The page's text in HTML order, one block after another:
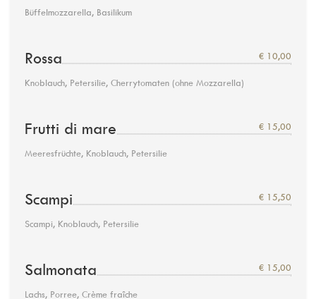
Büffelmozzarella, Basilikum
Rossa € 10,00
Knoblauch, Petersilie, Cherrytomaten (ohne Mozzarella)
Frutti di mare € 15,00
Meeresfrüchte, Knoblauch, Petersilie
Scampi € 15,50
Scampi, Knoblauch, Petersilie
Salmonata € 15,00
Lachs, Porree, Crème fraîche